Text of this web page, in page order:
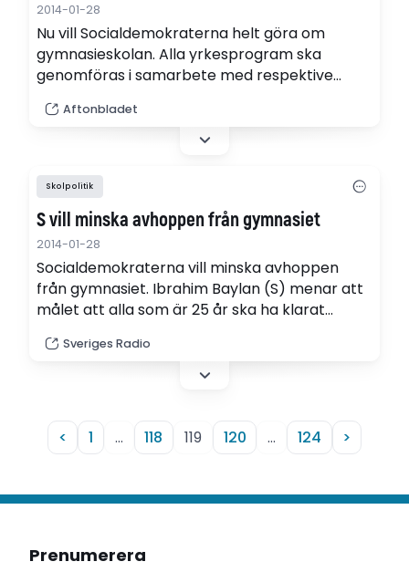
2014-01-28
Nu vill Socialdemokraterna helt göra om
gymnasieskolan. Alla yrkesprogram ska
genomföras i samarbete med respektive
estetiska ämnen som ett obligatorium.
Aftonbladet
Skolpolitik
S vill minska avhoppen från gymnasiet
2014-01-28
Socialdemokraterna vill minska avhoppen
från gymnasiet. Ibrahim Baylan (S) menar att
målet att alla som är 25 år ska ha klarat
en press på skolorna att ge eleverna mera
Sveriges Radio
< 1 … 118 119 120 … 124 >
Prenumerera